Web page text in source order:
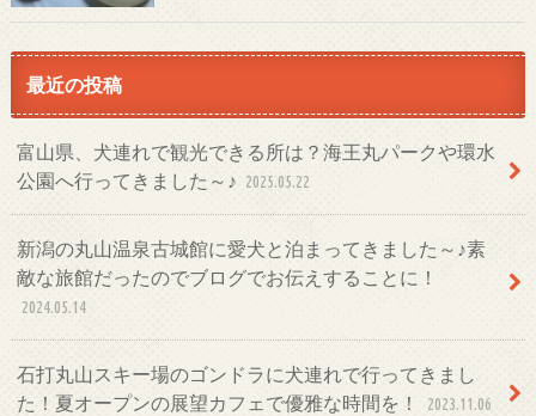
最近の投稿
富山県、犬連れで観光できる所は？海王丸パークや環水
公園へ行ってきました～♪ 2025.05.22
新潟の丸山温泉古城館に愛犬と泊まってきました～♪素
敵な旅館だったのでブログでお伝えすることに！
2024.05.14
石打丸山スキー場のゴンドラに犬連れで行ってきまし
た！夏オープンの展望カフェで優雅な時間を！
2023.11.06